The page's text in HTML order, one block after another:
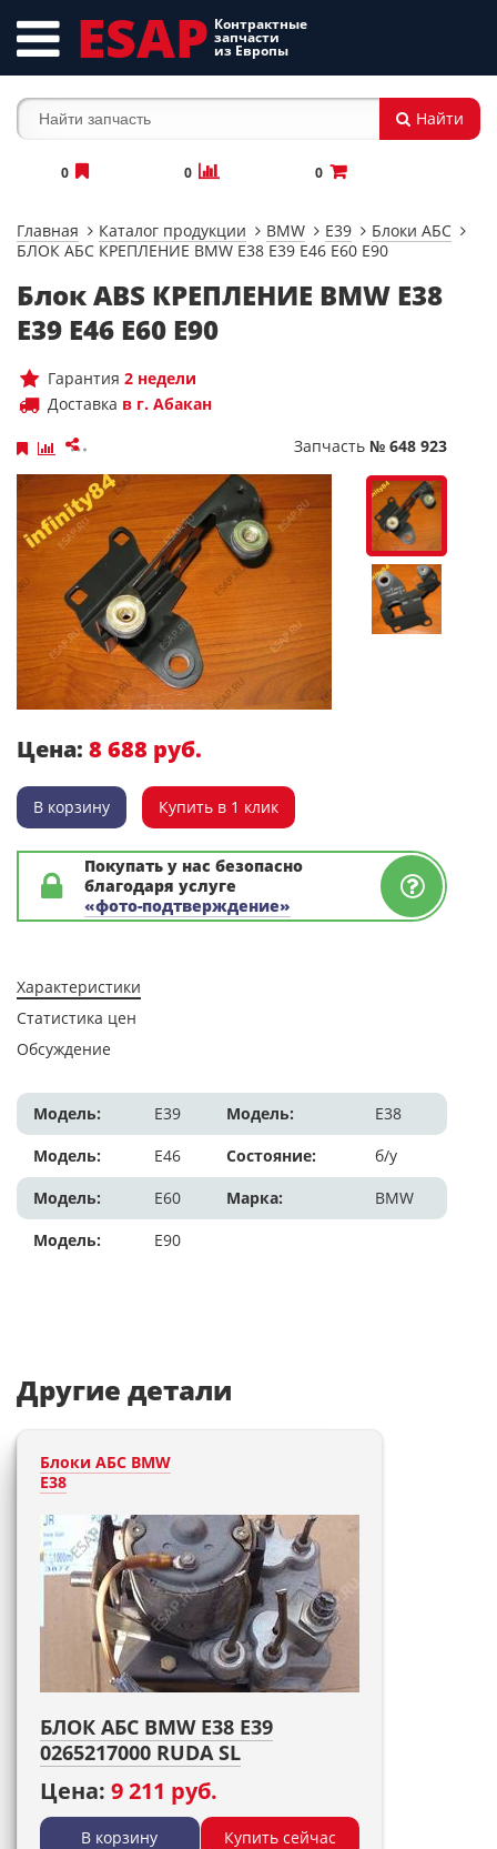
ESAP Контрактные
запчасти
из Европы
Найти
0 0 0
Главная Каталог продукции BMW E39
Блоки АБС
БЛОК АБС КРЕПЛЕНИЕ BMW E38 E39 E46 E60 E90
Блок ABS КРЕПЛЕНИЕ BMW E38
E39 E46 E60 E90
Гарантия 2 недели
Доставка в г. Абакан
Запчасть № 648 923
Цена: 8 688 руб.
В корзину Купить в 1 клик
Покупать у нас безопасно
благодаря услуге
«фото-подтверждение»
Характеристики
Статистика цен
Обсуждение
Модель: E39 Модель:
E38
Модель:
E46 Состояние:
б/у
Модель:
E60 Марка:
BMW
Модель:
E90
Другие детали
Блоки АБС BMW
E38
БЛОК АБС BMW E38 E39
0265217000 RUDA SL
Цена: 9 211 руб.
В корзину Купить сейчас